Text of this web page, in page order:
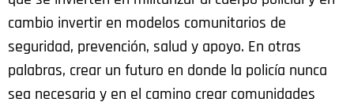
cambio invertir en modelos comunitarios de
seguridad, prevención, salud y apoyo. En otras
palabras, crear un futuro en donde la policía nunca
sea necesaria y en el camino crear comunidades